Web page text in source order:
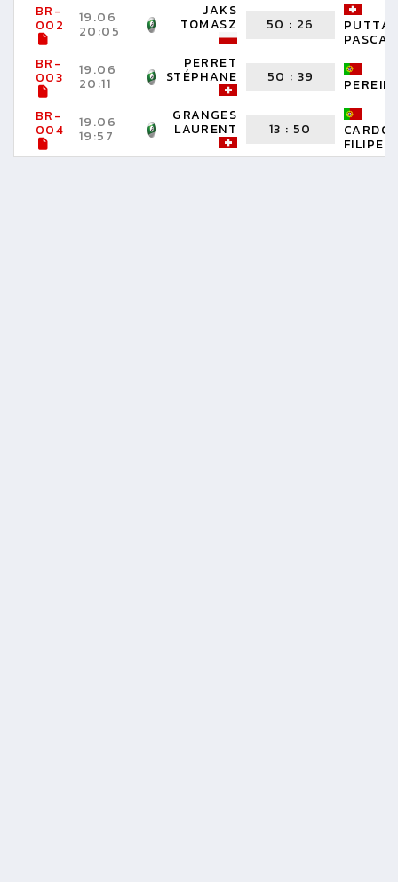
BR-
002 19.06
20:05
JAKS
TOMASZ 50 : 26
PASCAL
BR-
003 19.06
20:11
PERRET
STÉPHANE 50 : 39
BR-
004 19.06
19:57
GRANGES
LAURENT 13 : 50
FILIPE